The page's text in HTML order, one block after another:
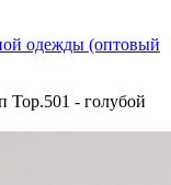
одежды (оптовый
Top.501 - голубой